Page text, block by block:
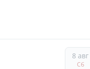
8 авг
Сб